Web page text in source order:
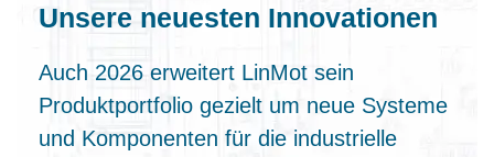
Unsere neuesten Innovationen
Auch 2026 erweitert LinMot sein
Produktportfolio gezielt um neue Systeme
und Komponenten für die industrielle